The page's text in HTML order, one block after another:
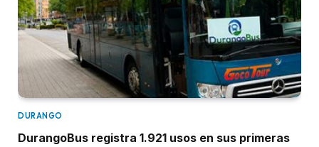
DURANGO
DurangoBus registra 1.921 usos en sus primeras